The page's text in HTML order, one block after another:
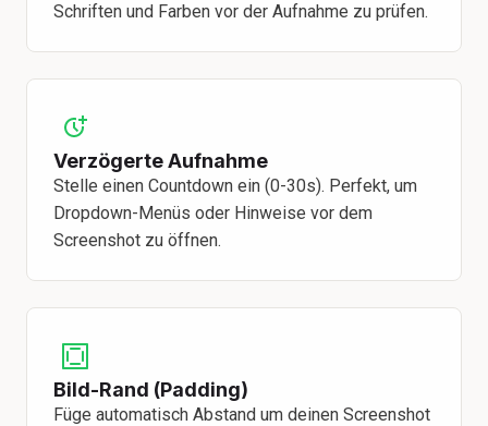
Schriften und Farben vor der Aufnahme zu prüfen.
Verzögerte Aufnahme
Stelle einen Countdown ein (0-30s). Perfekt, um
Dropdown-Menüs oder Hinweise vor dem
Screenshot zu öffnen.
Bild-Rand (Padding)
Füge automatisch Abstand um deinen Screenshot